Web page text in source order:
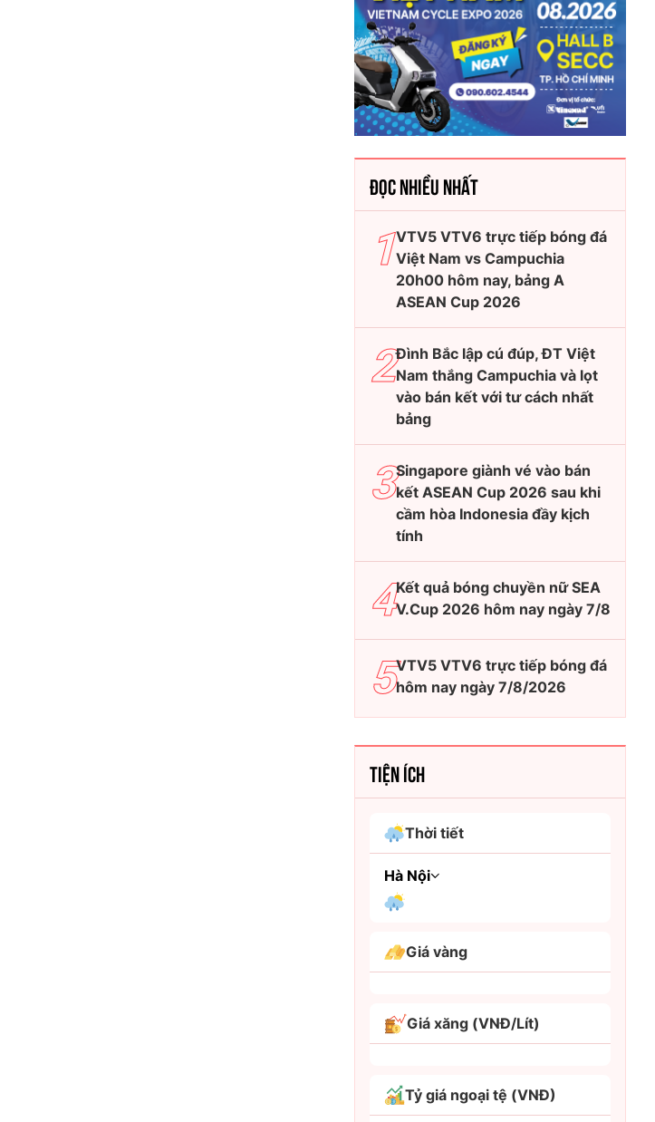
ĐỌC NHIỀU NHẤT
VTV5 VTV6 trực tiếp bóng đá
Việt Nam vs Campuchia
20h00 hôm nay, bảng A
ASEAN Cup 2026
Đình Bắc lập cú đúp, ĐT Việt
Nam thắng Campuchia và lọt
vào bán kết với tư cách nhất
bảng
Singapore giành vé vào bán
kết ASEAN Cup 2026 sau khi
cầm hòa Indonesia đầy kịch
tính
Kết quả bóng chuyền nữ SEA
V.Cup 2026 hôm nay ngày 7/8
VTV5 VTV6 trực tiếp bóng đá
hôm nay ngày 7/8/2026
TIỆN ÍCH
Thời tiết
Hà Nội
Bình Dương
Bình Thuận
Bạc Liêu
Giá vàng
Giá xăng (VNĐ/Lít)
Tỷ giá ngoại tệ (VNĐ)